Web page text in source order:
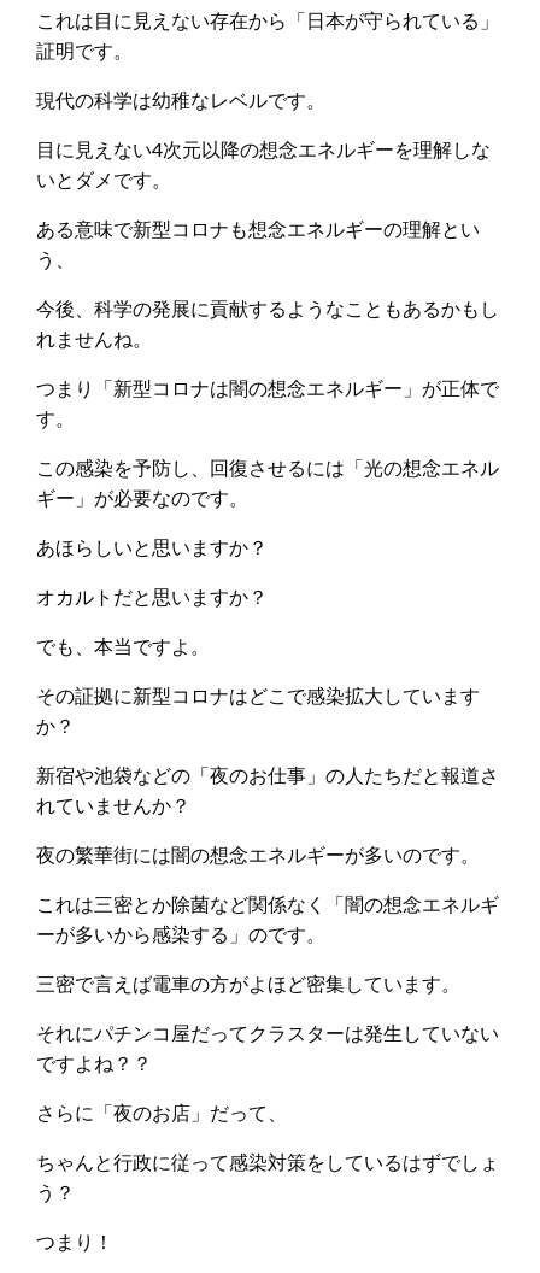
これは目に見えない存在から「日本が守られている」
証明です。
現代の科学は幼稚なレベルです。
目に見えない4次元以降の想念エネルギーを理解しな
いとダメです。
ある意味で新型コロナも想念エネルギーの理解とい
う、
今後、科学の発展に貢献するようなこともあるかもし
れませんね。
つまり「新型コロナは闇の想念エネルギー」が正体で
す。
この感染を予防し、回復させるには「光の想念エネル
ギー」が必要なのです。
あほらしいと思いますか？
オカルトだと思いますか？
でも、本当ですよ。
その証拠に新型コロナはどこで感染拡大しています
か？
新宿や池袋などの「夜のお仕事」の人たちだと報道さ
れていませんか？
夜の繁華街には闇の想念エネルギーが多いのです。
これは三密とか除菌など関係なく「闇の想念エネルギ
ーが多いから感染する」のです。
三密で言えば電車の方がよほど密集しています。
それにパチンコ屋だってクラスターは発生していない
ですよね？？
さらに「夜のお店」だって、
ちゃんと行政に従って感染対策をしているはずでしょ
う？
つまり！